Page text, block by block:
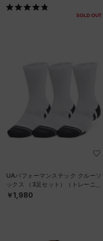
SOLD OUT
UAパフォーマンステック クルーソ
ックス （3足セット）（トレーニン
グ/UNISEX）
￥1,980